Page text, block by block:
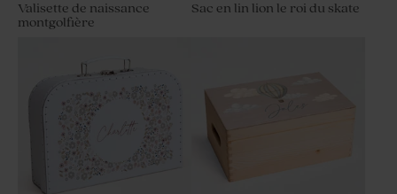
Valisette de naissance
montgolfière
Sac en lin lion le roi du skate